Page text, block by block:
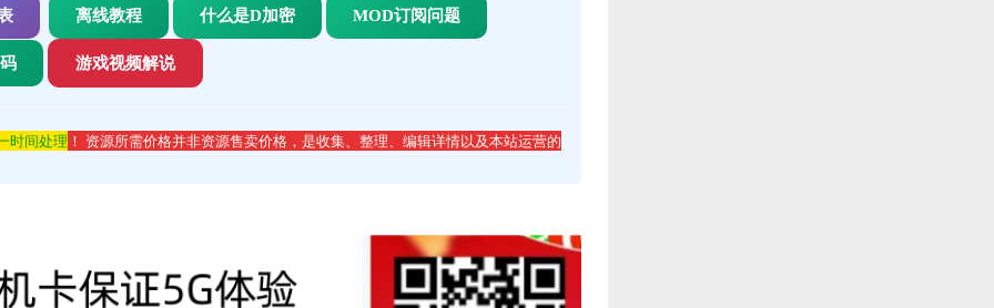
离线教程 什么是D加密 MOD订阅问题
游戏视频解说
时间处理 ！ 资源所需价格并非资源售卖价格，是收集、整理、编辑详情以及本站运营的